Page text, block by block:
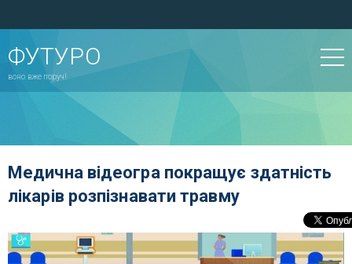
ФУТУРО
воно вже поруч!
Медична відеогра покращує здатність
лікарів розпізнавати травму